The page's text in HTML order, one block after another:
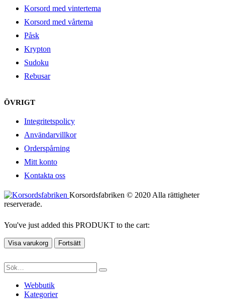
Korsord med vintertema
Korsord med vårtema
Påsk
Krypton
Sudoku
Rebusar
ÖVRIGT
Integritetspolicy
Användarvillkor
Orderspårning
Mitt konto
Kontakta oss
Korsordsfabriken © 2020 Alla rättigheter
reserverade.
You've just added this PRODUKT to the cart:
Visa varukorg Fortsätt
Webbutik
Kategorier